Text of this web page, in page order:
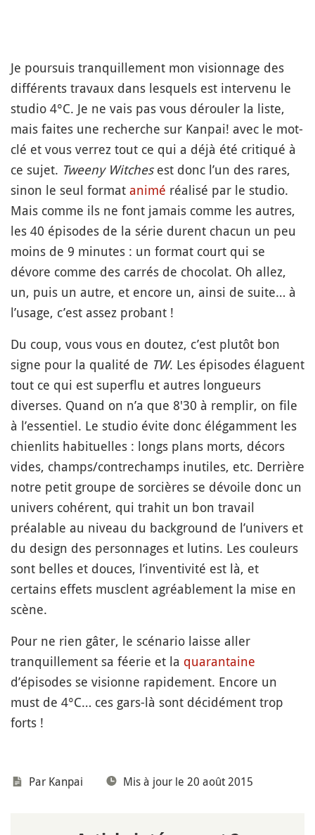
Je poursuis tranquillement mon visionnage des
différents travaux dans lesquels est intervenu le
studio 4°C. Je ne vais pas vous dérouler la liste,
mais faites une recherche sur Kanpai! avec le mot-
clé et vous verrez tout ce qui a déjà été critiqué à
ce sujet. Tweeny Witchesest donc l’un des rares,
sinon le seul format animé réalisé par le studio.
Mais comme ils ne font jamais comme les autres,
les 40 épisodes de la série durent chacun un peu
moins de 9 minutes : un format court qui se
dévore comme des carrés de chocolat. Oh allez,
un, puis un autre, et encore un, ainsi de suite… à
l’usage, c’est assez probant !
Du coup, vous vous en doutez, c’est plutôt bon
signe pour la qualité de TW. Les épisodes élaguent
tout ce qui est superflu et autres longueurs
diverses. Quand on n’a que 8'30 à remplir, on file
à l’essentiel. Le studio évite donc élégamment les
chienlits habituelles : longs plans morts, décors
vides, champs/contrechamps inutiles, etc. Derrière
notre petit groupe de sorcières se dévoile donc un
univers cohérent, qui trahit un bon travail
préalable au niveau du background de l’univers et
du design des personnages et lutins. Les couleurs
sont belles et douces, l’inventivité est là, et
certains effets musclent agréablement la mise en
scène.
Pour ne rien gâter, le scénario laisse aller
tranquillement sa féerie et la quarantaine
d’épisodes se visionne rapidement. Encore un
must de 4°C… ces gars-là sont décidément trop
forts !
Par Kanpai Mis à jour le 20 août 2015